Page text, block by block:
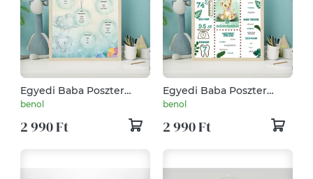
Egyedi Baba Poszter
Elefántos
benol
2 990 Ft
Egyedi Baba Poszter
Jungle
benol
2 990 Ft